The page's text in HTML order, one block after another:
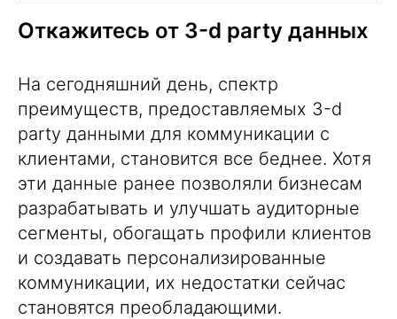
Откажитесь от 3-d party данных
На сегодняшний день, спектр
преимуществ, предоставляемых 3-d
party данными для коммуникации с
клиентами, становится все беднее. Хотя
эти данные ранее позволяли бизнесам
разрабатывать и улучшать аудиторные
сегменты, обогащать профили клиентов
и создавать персонализированные
коммуникации, их недостатки сейчас
становятся преобладающими.